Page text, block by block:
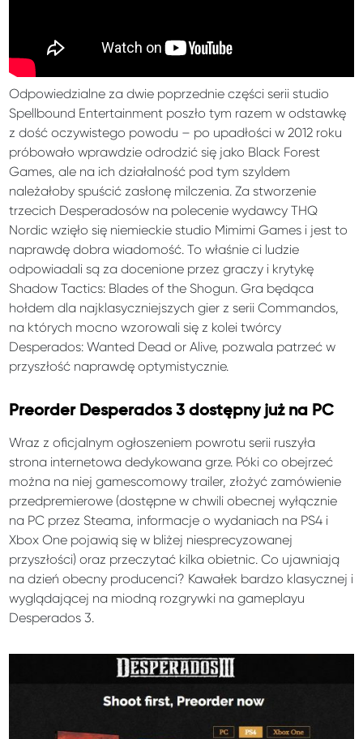
Odpowiedzialne za dwie poprzednie części serii studio
Spellbound Entertainment poszło tym razem w odstawkę
z dość oczywistego powodu – po upadłości w 2012 roku
próbowało wprawdzie odrodzić się jako Black Forest
Games, ale na ich działalność pod tym szyldem
należałoby spuścić zasłonę milczenia. Za stworzenie
trzecich Desperadosów na polecenie wydawcy THQ
Nordic wzięło się niemieckie studio Mimimi Games i jest to
naprawdę dobra wiadomość. To właśnie ci ludzie
odpowiadali są za docenione przez graczy i krytykę
Shadow Tactics: Blades of the Shogun. Gra będąca
hołdem dla najklasyczniejszych gier z serii Commandos,
na których mocno wzorowali się z kolei twórcy
Desperados: Wanted Dead or Alive, pozwala patrzeć w
przyszłość naprawdę optymistycznie.
Preorder Desperados 3 dostępny już na PC
Wraz z oficjalnym ogłoszeniem powrotu serii ruszyła
strona internetowa dedykowana grze. Póki co obejrzeć
można na niej gamescomowy trailer, złożyć zamówienie
przedpremierowe (dostępne w chwili obecnej wyłącznie
na PC przez Steama, informacje o wydaniach na PS4 i
Xbox One pojawią się w bliżej niesprecyzowanej
przyszłości) oraz przeczytać kilka obietnic. Co ujawniają
na dzień obecny producenci? Kawałek bardzo klasycznej i
wyglądającej na miodną rozgrywki na gameplayu
Desperados 3.